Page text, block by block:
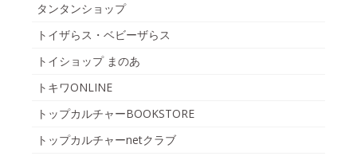
タンタンショップ
トイザらス・ベビーザらス
トイショップ まのあ
トキワONLINE
トップカルチャーBOOKSTORE
トップカルチャーnetクラブ